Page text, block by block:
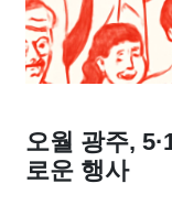
오월 광주,
로운 행사